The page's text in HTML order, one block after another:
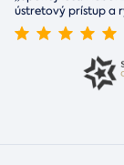
ústretový prístup a